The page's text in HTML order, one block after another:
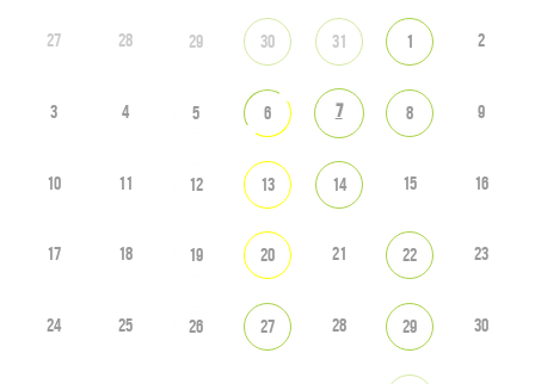
27 28 29 30 31 1 2
3 4 5 6 7 8 9
10 11 12 13 14 15 16
17 18 19 20 21 22 23
24 25 26 27 28 29 30